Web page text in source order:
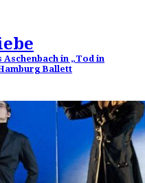
in „Tod in
Ballett